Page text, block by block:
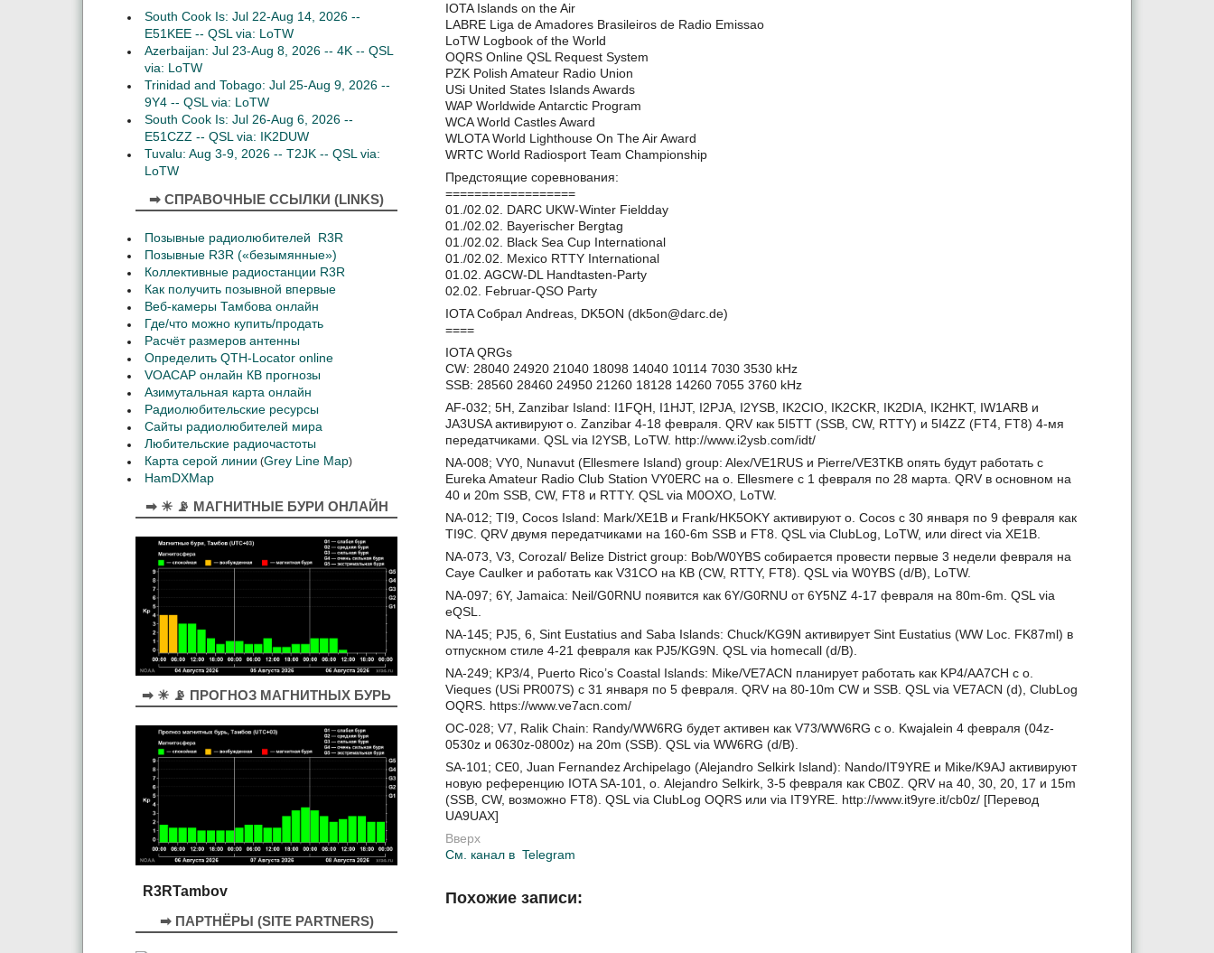
IOTA Islands on the Air
LABRE Liga de Amadores Brasileiros de Radio Emissao
LoTW Logbook of the World
OQRS Online QSL Request System
PZK Polish Amateur Radio Union
USi United States Islands Awards
WAP Worldwide Antarctic Program
WCA World Castles Award
WLOTA World Lighthouse On The Air Award
WRTC World Radiosport Team Championship
Предстоящие соревнования:
==================
01./02.02. DARC UKW-Winter Fieldday
01./02.02. Bayerischer Bergtag
01./02.02. Black Sea Cup International
01./02.02. Mexico RTTY International
01.02. AGCW-DL Handtasten-Party
02.02. Februar-QSO Party
IOTA Собрал Andreas, DK5ON (dk5on@darc.de)
====
IOTA QRGs
CW: 28040 24920 21040 18098 14040 10114 7030 3530 kHz
SSB: 28560 28460 24950 21260 18128 14260 7055 3760 kHz
AF-032; 5H, Zanzibar Island: I1FQH, I1HJT, I2PJA, I2YSB, IK2CIO, IK2CKR, IK2DIA, IK2HKT, IW1ARB и
JA3USA активируют о. Zanzibar 4-18 февраля. QRV как 5I5TT (SSB, CW, RTTY) и 5I4ZZ (FT4, FT8) 4-мя
передатчиками. QSL via I2YSB, LoTW. http://www.i2ysb.com/idt/
NA-008; VY0, Nunavut (Ellesmere Island) group: Alex/VE1RUS и Pierre/VE3TKB опять будут работать с
Eureka Amateur Radio Club Station VY0ERC на о. Ellesmere с 1 февраля по 28 марта. QRV в основном на
40 и 20m SSB, CW, FT8 и RTTY. QSL via M0OXO, LoTW.
NA-012; TI9, Cocos Island: Mark/XE1B и Frank/HK5OKY активируют о. Cocos с 30 января по 9 февраля как
TI9C. QRV двумя передатчиками на 160-6m SSB и FT8. QSL via ClubLog, LoTW, или direct via XE1B.
NA-073, V3, Corozal/ Belize District group: Bob/W0YBS собирается провести первые 3 недели февраля на
Caye Caulker и работать как V31CO на КВ (CW, RTTY, FT8). QSL via W0YBS (d/B), LoTW.
NA-097; 6Y, Jamaica: Neil/G0RNU появится как 6Y/G0RNU от 6Y5NZ 4-17 февраля на 80m-6m. QSL via
eQSL.
NA-145; PJ5, 6, Sint Eustatius and Saba Islands: Chuck/KG9N активирует Sint Eustatius (WW Loc. FK87ml) в
отпускном стиле 4-21 февраля как PJ5/KG9N. QSL via homecall (d/B).
NA-249; KP3/4, Puerto Rico’s Coastal Islands: Mike/VE7ACN планирует работать как KP4/AA7CH с о.
Vieques (USi PR007S) с 31 января по 5 февраля. QRV на 80-10m CW и SSB. QSL via VE7ACN (d), ClubLog
OQRS. https://www.ve7acn.com/
OC-028; V7, Ralik Chain: Randy/WW6RG будет активен как V73/WW6RG с о. Kwajalein 4 февраля (04z-
0530z и 0630z-0800z) на 20m (SSB). QSL via WW6RG (d/B).
SA-101; CE0, Juan Fernandez Archipelago (Alejandro Selkirk Island): Nando/IT9YRE и Mike/K9AJ активируют
новую референцию IOTA SA-101, о. Alejandro Selkirk, 3-5 февраля как CB0Z. QRV на 40, 30, 20, 17 и 15m
(SSB, CW, возможно FT8). QSL via ClubLog OQRS или via IT9YRE. http://www.it9yre.it/cb0z/ [Перевод
UA9UAX]
Вверх
См. канал в Telegram
Похожие записи:
South Cook Is: Jul 22-Aug 14, 2026 --
E51KEE -- QSL via: LoTW
Azerbaijan: Jul 23-Aug 8, 2026 -- 4K -- QSL
via: LoTW
Trinidad and Tobago: Jul 25-Aug 9, 2026 --
9Y4 -- QSL via: LoTW
South Cook Is: Jul 26-Aug 6, 2026 --
E51CZZ -- QSL via: IK2DUW
Tuvalu: Aug 3-9, 2026 -- T2JK -- QSL via:
LoTW
➡ СПРАВОЧНЫЕ ССЫЛКИ (LINKS)
Позывные радиолюбителей R3R
Позывные R3R («безымянные»)
Коллективные радиостанции R3R
Как получить позывной впервые
Веб-камеры Тамбова онлайн
Где/что можно купить/продать
Расчёт размеров антенны
Определить QTH-Locator online
VOACAP онлайн КВ прогнозы
Азимутальная карта онлайн
Радиолюбительские ресурсы
Сайты радиолюбителей мира
Любительские радиочастоты
Карта серой линии (Grey Line Map)
HamDXMap
➡ ☀ 📡 МАГНИТНЫЕ БУРИ ОНЛАЙН
➡ ☀ 📡 ПРОГНОЗ МАГНИТНЫХ БУРЬ
R3RTambov
➡ ПАРТНЁРЫ (SITE PARTNERS)